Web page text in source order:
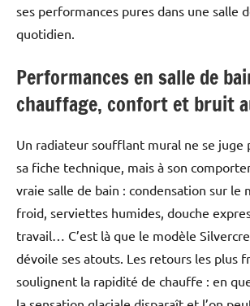
ses performances pures dans une salle
quotidien.
Performances en salle de
chauffage, confort et bruit
Un radiateur soufflant mural ne se juge
sa fiche technique, mais à son
vraie salle de bain : condensation sur le
froid, serviettes humides, douche
travail… C’est là que le modèle
dévoile ses atouts. Les retours les plus
soulignent la rapidité de chauffe : en